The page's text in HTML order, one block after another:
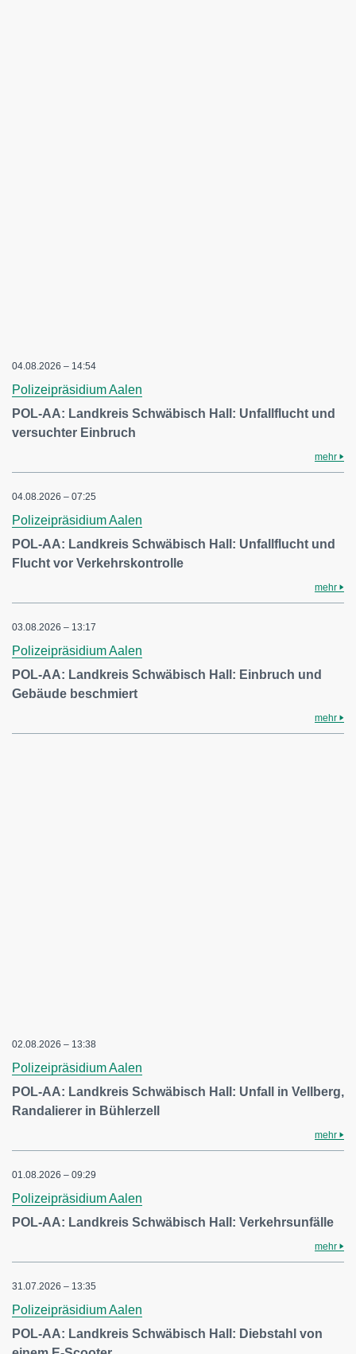
04.08.2026 – 14:54
Polizeipräsidium Aalen
POL-AA: Landkreis Schwäbisch Hall: Unfallflucht und
versuchter Einbruch
mehr
04.08.2026 – 07:25
Polizeipräsidium Aalen
POL-AA: Landkreis Schwäbisch Hall: Unfallflucht und
Flucht vor Verkehrskontrolle
mehr
03.08.2026 – 13:17
Polizeipräsidium Aalen
POL-AA: Landkreis Schwäbisch Hall: Einbruch und
Gebäude beschmiert
mehr
02.08.2026 – 13:38
Polizeipräsidium Aalen
POL-AA: Landkreis Schwäbisch Hall: Unfall in Vellberg,
Randalierer in Bühlerzell
mehr
01.08.2026 – 09:29
Polizeipräsidium Aalen
POL-AA: Landkreis Schwäbisch Hall: Verkehrsunfälle
mehr
31.07.2026 – 13:35
Polizeipräsidium Aalen
POL-AA: Landkreis Schwäbisch Hall: Diebstahl von